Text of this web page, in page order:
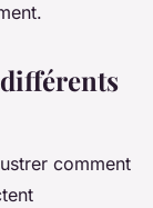
différents
comment